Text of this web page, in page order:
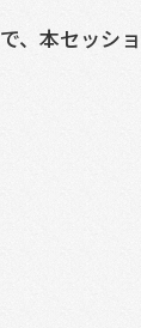
、本セッシ